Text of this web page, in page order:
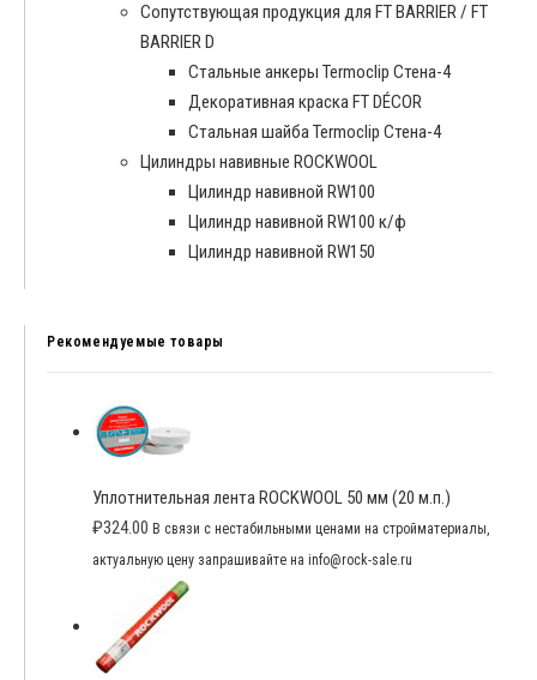
Сопутствующая продукция для FT BARRIER / FT
BARRIER D
Cтальные анкеры Termoclip Стена-4
Декоративная краска FT DÉCOR
Стальная шайба Termoclip Стена-4
Цилиндры навивные ROCKWOOL
Цилиндр навивной RW100
Цилиндр навивной RW100 к/ф
Цилиндр навивной RW150
Рекомендуемые товары
Уплотнительная лента ROCKWOOL 50 мм (20 м.п.)
₽324.00 В связи с нестабильными ценами на стройматериалы,
актуальную цену запрашивайте на info@rock-sale.ru